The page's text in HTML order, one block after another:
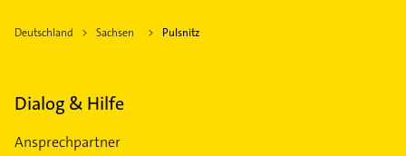
Deutschland Sachsen Pulsnitz
Dialog & Hilfe
Ansprechpartner